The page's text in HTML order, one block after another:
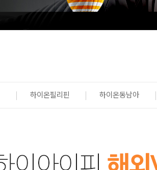
하이온필리핀 하이온동남아